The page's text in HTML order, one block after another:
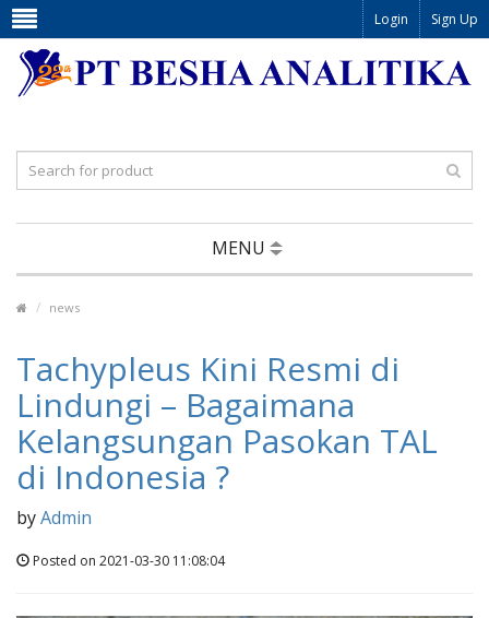
Login Sign Up
MENU
news
Tachypleus Kini Resmi di
Lindungi – Bagaimana
Kelangsungan Pasokan TAL
di Indonesia ?
byAdmin
Posted on 2021-03-30 11:08:04